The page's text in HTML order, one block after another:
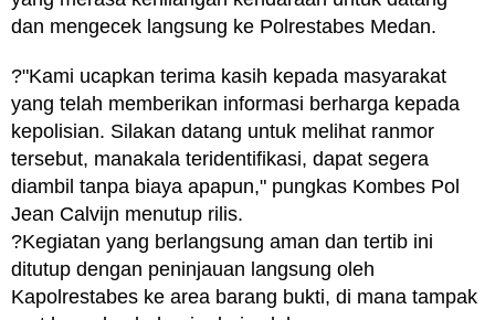
dan mengecek langsung ke Polrestabes Medan.
?"Kami ucapkan terima kasih kepada masyarakat
yang telah memberikan informasi berharga kepada
kepolisian. Silakan datang untuk melihat ranmor
tersebut, manakala teridentifikasi, dapat segera
diambil tanpa biaya apapun," pungkas Kombes Pol
Jean Calvijn menutup rilis.
?Kegiatan yang berlangsung aman dan tertib ini
ditutup dengan peninjauan langsung oleh
Kapolrestabes ke area barang bukti, di mana tampak